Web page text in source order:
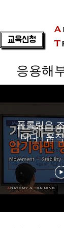
교육신청
응용해
폼롤링은
니다 | 움